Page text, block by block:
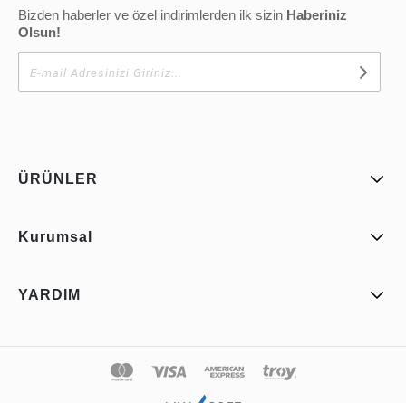
Bizden haberler ve özel indirimlerden ilk sizin Haberiniz
Olsun!
ÜRÜNLER
Kurumsal
YARDIM